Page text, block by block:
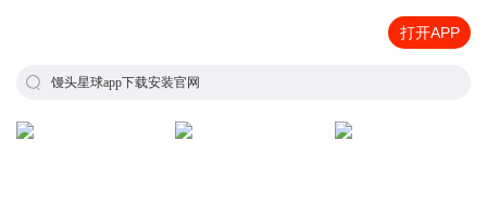
打开APP
馒头星球app下载安装官网